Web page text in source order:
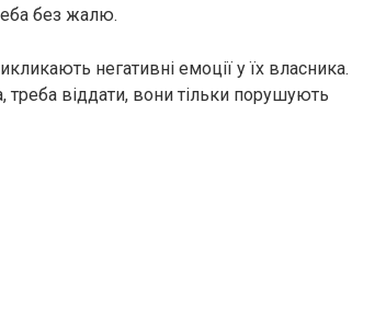
без жалю.
негативні емоції у їх власника.
треба віддати, вони тільки порушують